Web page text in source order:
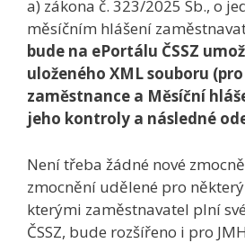
a) zákona č. 323/2025 Sb., o
měsíčním hlášení
bude na ePortálu ČSSZ
uloženého XML souboru
zaměstnance a Měsíční
jeho kontroly a následné
Není třeba žádné nové
zmocnění udělené pro
kterými zaměstnavatel plní
ČSSZ, bude rozšířeno i pro